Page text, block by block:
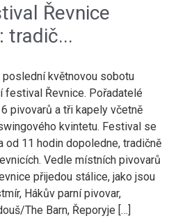
Řevnice
tradič...
květnovou sobotu
festival Řevnice. Pořadatelé
pivovarů a tři kapely včetně
kvintetu. Festival se
od 11 hodin dopoledne, tradičně
Vedle místních pivovarů
přijedou stálice, jako jsou
Hákův parní pivovar,
The Barn, Řeporyje […]